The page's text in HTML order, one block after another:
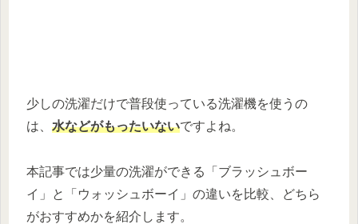
少しの洗濯だけで普段使っている洗濯機を使うの
は、 水などがもったいないですよね。
本記事では少量の洗濯ができる「ブラッシュボー
イ」と「ウォッシュボーイ」の違いを比較、どちら
がおすすめかを紹介します。